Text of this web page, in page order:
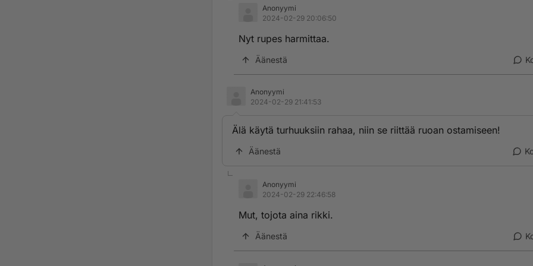
Anonyymi
2024-02-29 20:06:50
Nyt rupes harmittaa.
Äänestä
Anonyymi
2024-02-29 21:41:53
Älä käytä turhuuksiin rahaa, niin se riittää ruoan ostamiseen!
Äänestä
Anonyymi
2024-02-29 22:46:58
Mut, tojota aina rikki.
Äänestä